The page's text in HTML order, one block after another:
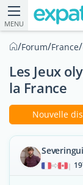
MENU
/Forum/France/
Les Jeux
la France
Nouvelle
|